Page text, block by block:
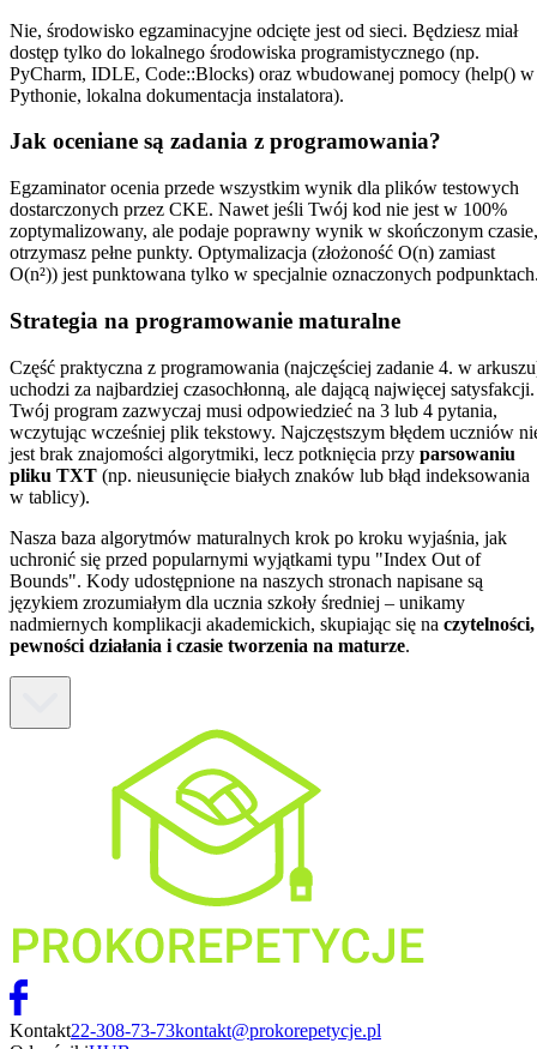
Nie, środowisko egzaminacyjne odcięte jest od sieci. Będziesz miał
dostęp tylko do lokalnego środowiska programistycznego (np.
PyCharm, IDLE, Code::Blocks) oraz wbudowanej pomocy (help() w
Pythonie, lokalna dokumentacja instalatora).
Jak oceniane są zadania z programowania?
Egzaminator ocenia przede wszystkim wynik dla plików testowych
dostarczonych przez CKE. Nawet jeśli Twój kod nie jest w 100%
zoptymalizowany, ale podaje poprawny wynik w skończonym czasie,
otrzymasz pełne punkty. Optymalizacja (złożoność O(n) zamiast
O(n²)) jest punktowana tylko w specjalnie oznaczonych
Strategia na programowanie maturalne
Część praktyczna z programowania (najczęściej zadanie 4. w
uchodzi za najbardziej czasochłonną, ale dającą najwięcej satysfakcji.
Twój program zazwyczaj musi odpowiedzieć na 3 lub 4 pytania,
wczytując wcześniej plik tekstowy. Najczęstszym błędem uczniów
jest brak znajomości algorytmiki, lecz potknięcia przy parsowaniu
pliku TXT (np. nieusunięcie białych znaków lub błąd indeksowania
w tablicy).
Nasza baza algorytmów maturalnych krok po kroku wyjaśnia, jak
uchronić się przed popularnymi wyjątkami typu "Index Out of
Bounds". Kody udostępnione na naszych stronach napisane są
językiem zrozumiałym dla ucznia szkoły średniej – unikamy
nadmiernych komplikacji akademickich, skupiając się na czytelności,
pewności działania i czasie tworzenia na maturze.
Kontakt22-308-73-73kontakt@prokorepetycje.pl